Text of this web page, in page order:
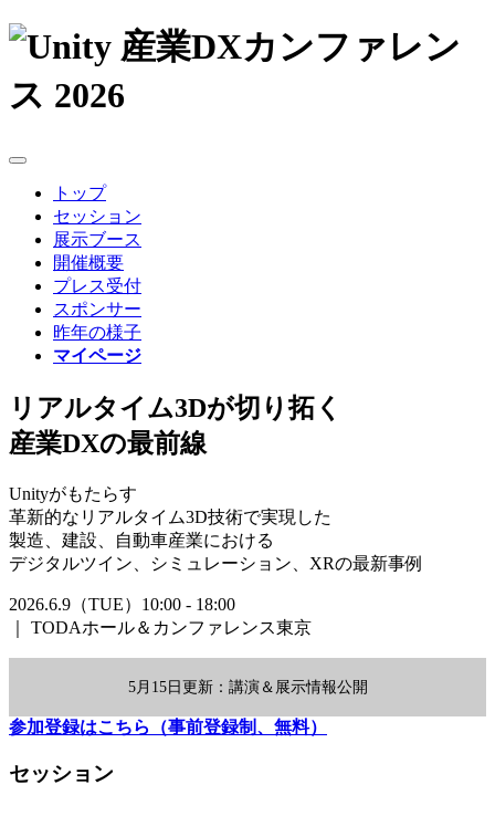
トップ
セッション
展示ブース
開催概要
プレス受付
スポンサー
昨年の様子
マイページ
リアルタイム3Dが切り拓く
産業DXの最前線
Unityがもたらす
革新的なリアルタイム3D技術で実現した
製造、建設、自動車産業における
デジタルツイン、シミュレーション、XRの最新事例
2026.6.9（TUE）10:00 - 18:00
TODAホール＆カンファレンス東京
5月15日更新：講演＆展示情報公開
参加登録はこちら（事前登録制、無料）
セッション